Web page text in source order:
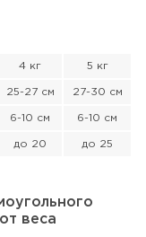
4 кг 5 кг
25-27 см 27-30 см
6-10 см 6-10 см
до 20 до 25
веса